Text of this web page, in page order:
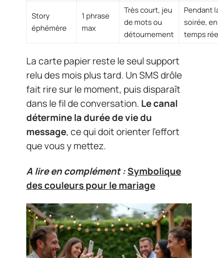
Story
éphémère
1 phrase
max
Très court, jeu
de mots ou
détournement
Pendant
soirée, en
temps
La carte papier reste le seul support
relu des mois plus tard. Un SMS drôle
fait rire sur le moment, puis disparaît
dans le fil de conversation. Le canal
détermine la durée de vie du
message, ce qui doit orienter l’effort
que vous y mettez.
A lire en complément :Symbolique
des couleurs pour le mariage